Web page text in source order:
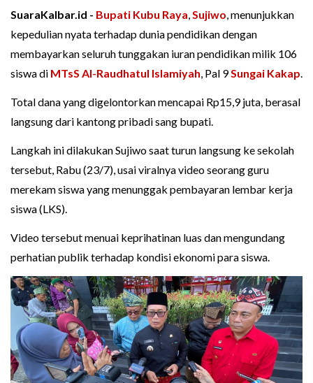
SuaraKalbar.id - Bupati Kubu Raya,Sujiwo, menunjukkan
kepedulian nyata terhadap dunia pendidikan dengan
membayarkan seluruh tunggakan iuran pendidikan milik 106
siswa di MTsS Al-Raudhatul Islamiyah, Pal 9Sungai Kakap.
Total dana yang digelontorkan mencapai Rp15,9 juta, berasal
langsung dari kantong pribadi sang bupati.
Langkah ini dilakukan Sujiwo saat turun langsung ke sekolah
tersebut, Rabu (23/7), usai viralnya video seorang guru
merekam siswa yang menunggak pembayaran lembar kerja
siswa (LKS).
Video tersebut menuai keprihatinan luas dan mengundang
perhatian publik terhadap kondisi ekonomi para siswa.